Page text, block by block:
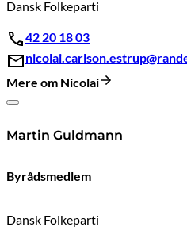
Dansk Folkeparti
42 20 18 03
Mere om Nicolai
Martin Guldmann
Byrådsmedlem
Dansk Folkeparti